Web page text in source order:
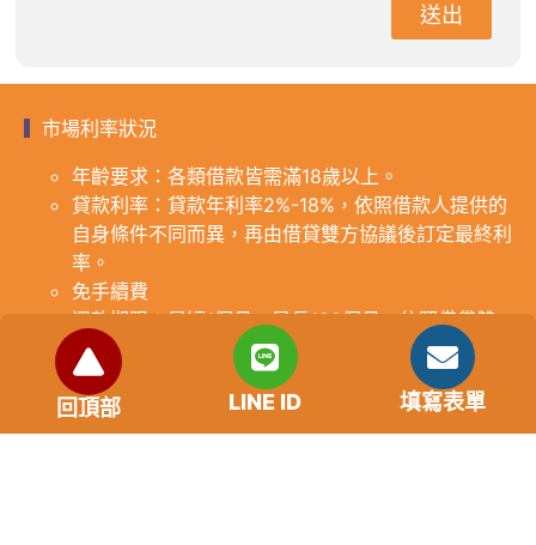
送出
市場利率狀況
年齡要求：各類借款皆需滿18歲以上。
貸款利率：貸款年利率2%-18%，依照借款人提供的
自身條件不同而異，再由借貸雙方協議後訂定最終利
率。
免手續費
還款期限：最短1個月，最長180個月，依照借貸雙
方協議而訂。
範例試算：小明急需現金10萬元，經多方比較利率
後選定金主，雙方簽定於36個月內須還清借款，年
利率12%計算，每月利息1000元，無須手續費。
回頂部 LINE ID 填寫表單